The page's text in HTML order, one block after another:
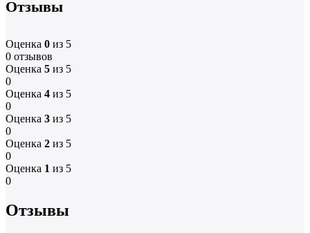
Отзывы
Оценка 0 из 5
0 отзывов
Оценка 5 из 5
0
Оценка 4 из 5
0
Оценка 3 из 5
0
Оценка 2 из 5
0
Оценка 1 из 5
0
Отзывы